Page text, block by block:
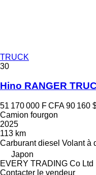
TRUCK
30
Hino RANGER
51 170 000 F CFA 90 160
Camion fourgon
2025
113 km
Carburant diesel Volant à
Japon
EVERY TRADING Co Ltd
Contacter le vendeur